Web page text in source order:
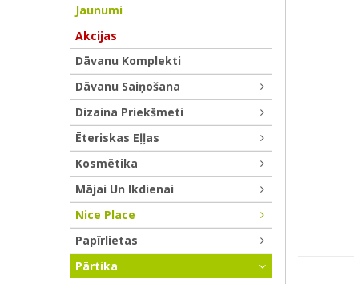
Jaunumi
Akcijas
Dāvanu Komplekti
Dāvanu Saiņošana
Dizaina Priekšmeti
Ēteriskas Eļļas
Kosmētika
Mājai Un Ikdienai
Nice Place
Papīrlietas
Pārtika